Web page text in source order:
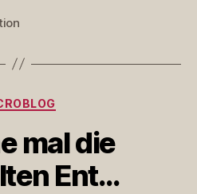
Kategorien
mal die
Ent…